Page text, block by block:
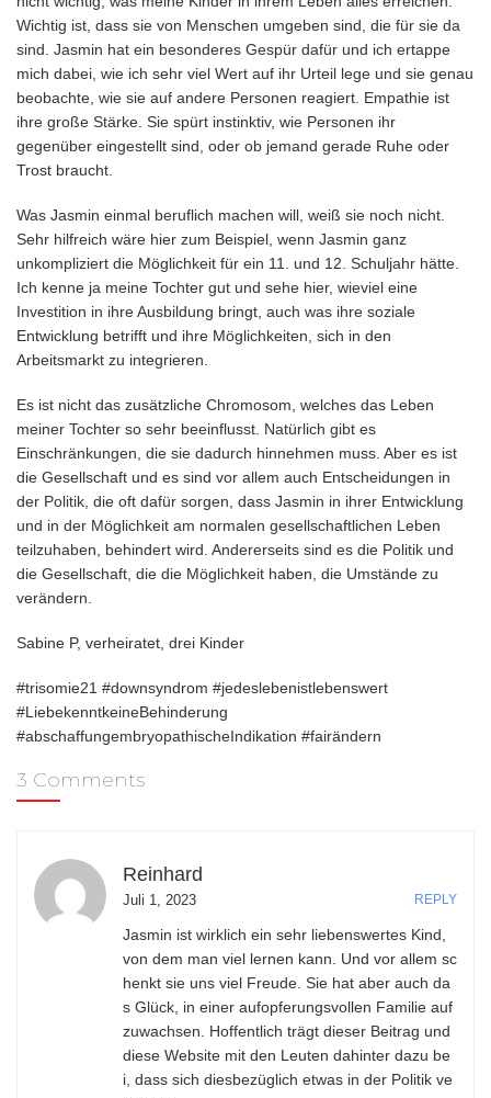
Wichtig ist, dass sie von Menschen umgeben sind, die für sie da
sind. Jasmin hat ein besonderes Gespür dafür und ich ertappe
mich dabei, wie ich sehr viel Wert auf ihr Urteil lege und sie genau
beobachte, wie sie auf andere Personen reagiert. Empathie ist
ihre große Stärke. Sie spürt instinktiv, wie Personen ihr
gegenüber eingestellt sind, oder ob jemand gerade Ruhe oder
Trost braucht.
Was Jasmin einmal beruflich machen will, weiß sie noch nicht.
Sehr hilfreich wäre hier zum Beispiel, wenn Jasmin ganz
unkompliziert die Möglichkeit für ein 11. und 12. Schuljahr hätte.
Ich kenne ja meine Tochter gut und sehe hier, wieviel eine
Investition in ihre Ausbildung bringt, auch was ihre soziale
Entwicklung betrifft und ihre Möglichkeiten, sich in den
Arbeitsmarkt zu integrieren.
Es ist nicht das zusätzliche Chromosom, welches das Leben
meiner Tochter so sehr beeinflusst. Natürlich gibt es
Einschränkungen, die sie dadurch hinnehmen muss. Aber es ist
die Gesellschaft und es sind vor allem auch Entscheidungen in
der Politik, die oft dafür sorgen, dass Jasmin in ihrer Entwicklung
und in der Möglichkeit am normalen gesellschaftlichen Leben
teilzuhaben, behindert wird. Andererseits sind es die Politik und
die Gesellschaft, die die Möglichkeit haben, die Umstände zu
verändern.
Sabine P, verheiratet, drei Kinder
#trisomie21 #downsyndrom #jedeslebenistlebenswert
#LiebekenntkeineBehinderung
#abschaffungembryopathischeIndikation #fairändern
3 Comments
Reinhard
Juli 1, 2023 REPLY
Jasmin ist wirklich ein sehr liebenswertes Kind,
von dem man viel lernen kann. Und vor allem sc
henkt sie uns viel Freude. Sie hat aber auch da
s Glück, in einer aufopferungsvollen Familie auf
zuwachsen. Hoffentlich trägt dieser Beitrag und
diese Website mit den Leuten dahinter dazu be
i, dass sich diesbezüglich etwas in der Politik ve